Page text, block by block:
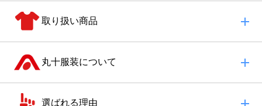
取り扱い商品
丸十服装について
選ばれる理由